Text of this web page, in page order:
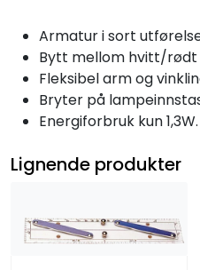
Armatur i sort
Bytt mellom hvitt/rødt
Fleksibel arm og
Bryter på
Energiforbruk kun 1,3W.
Lignende produkter